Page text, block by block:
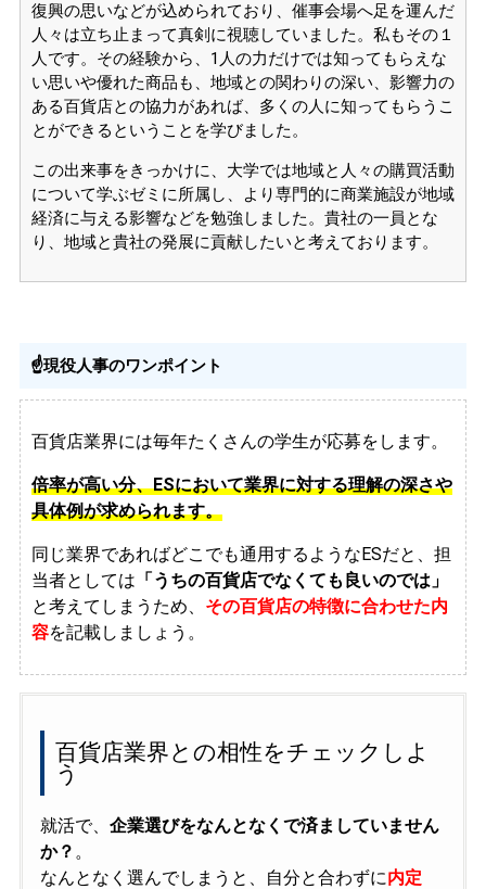
復興の思いなどが込められており、催事会場へ足を運んだ
人々は立ち止まって真剣に視聴していました。私もその１
人です。その経験から、1人の力だけでは知ってもらえな
い思いや優れた商品も、地域との関わりの深い、影響力の
ある百貨店との協力があれば、多くの人に知ってもらうこ
とができるということを学びました。
この出来事をきっかけに、大学では地域と人々の購買活動
について学ぶゼミに所属し、より専門的に商業施設が地域
経済に与える影響などを勉強しました。貴社の一員とな
り、地域と貴社の発展に貢献したいと考えております。
☝️現役人事のワンポイント
百貨店業界には毎年たくさんの学生が応募をします。
倍率が高い分、ESにおいて業界に対する理解の深さや
具体例が求められます。
同じ業界であればどこでも通用するようなESだと、担
当者としては 「うちの百貨店でなくても良いのでは」
と考えてしまうため、 その百貨店の特徴に合わせた内
容を記載しましょう。
百貨店業界との相性をチェックしよ
う
就活で、 企業選びをなんとなくで済ましていません
か？ 。
なんとなく選んでしまうと、自分と合わずに内定